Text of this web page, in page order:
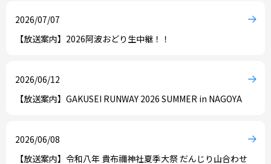
2026/07/07
【放送案内】2026阿波おどり生中継！！
2026/06/12
【放送案内】GAKUSEI RUNWAY 2026 SUMMER in NAGOYA
2026/06/08
【放送案内】令和八年 貴布禰神社夏季大祭 だんじり山合わせ